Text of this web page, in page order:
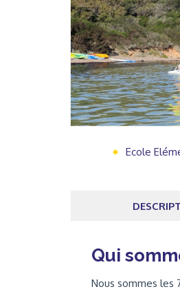
Ecole
Qui
Nous sommes les